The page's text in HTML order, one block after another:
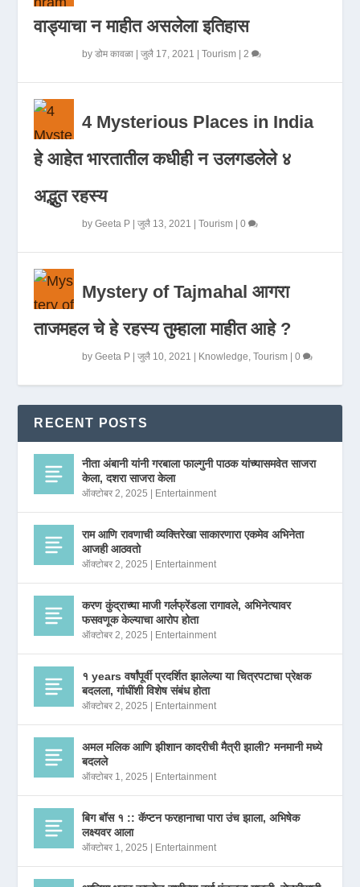
वाड्याचा न माहीत असलेला इतिहास
byडोम कावळा |जुलै 17, 2021 |Tourism | 2
4 Mysterious Places in India
हे आहेत भारतातील कधीही न उलगडलेले ४
अद्भुत रहस्य
byGeeta P |जुलै 13, 2021 |Tourism |0
Mystery of Tajmahal आगरा
ताजमहल चे हे रहस्य तुम्हाला माहीत आहे ?
byGeeta P |जुलै 10, 2021 | Knowledge ,Tourism |0
RECENT POSTS
नीता अंबानी यांनी गरबाला फाल्गुनी पाठक यांच्यासमवेत साजरा
केला, दशरा साजरा केला
ऑक्टोबर 2, 2025 | Entertainment
राम आणि रावणाची व्यक्तिरेखा साकारणारा एकमेव अभिनेता
आजही आठवतो
ऑक्टोबर 2, 2025 | Entertainment
करण कुंद्राच्या माजी गर्लफ्रेंडला रागावले, अभिनेत्यावर
फसवणूक केल्याचा आरोप होता
ऑक्टोबर 2, 2025 | Entertainment
१ years वर्षांपूर्वी प्रदर्शित झालेल्या या चित्रपटाचा प्रेक्षक
बदलला, गांधींशी विशेष संबंध होता
ऑक्टोबर 2, 2025 | Entertainment
अमल मलिक आणि झीशान कादरीची मैत्री झाली? मनमानी मध्ये
बदलले
ऑक्टोबर 1, 2025 | Entertainment
बिग बॉस १ :: कॅप्टन फरहानाचा पारा उंच झाला, अभिषेक
लक्ष्यवर आला
ऑक्टोबर 1, 2025 | Entertainment